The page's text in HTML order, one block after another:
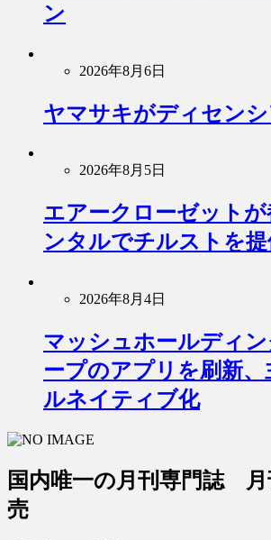
ン
2026年8月6日
ヤマサキがディセン
2026年8月5日
エアークローゼットが
ンタルでチルストを
2026年8月4日
マッシュホールディ
ープのアプリを刷新、
ルネイティブ化
国内唯一の月刊専門誌 月
売